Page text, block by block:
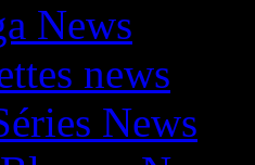
News
news
News